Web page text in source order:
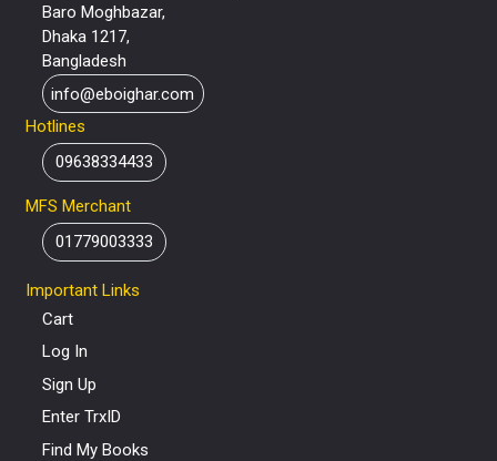
Baro Moghbazar,
Dhaka 1217,
Bangladesh
info@eboighar.com
Hotlines
09638334433
MFS Merchant
01779003333
Important Links
Cart
Log In
Sign Up
Enter TrxID
Find My Books